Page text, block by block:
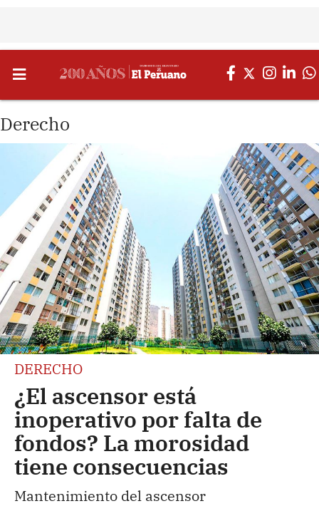
Derecho
DERECHO
¿El ascensor está
inoperativo por falta de
fondos? La morosidad
tiene consecuencias
Mantenimiento del ascensor